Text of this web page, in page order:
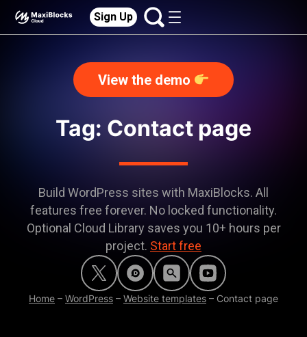
Sign Up
View the demo
Tag: Contact page
Build WordPress sites with MaxiBlocks. All
features free forever. No locked functionality.
Optional Cloud Library saves you 10+ hours per
project. Start free
Home – WordPress – Website templates – Contact page